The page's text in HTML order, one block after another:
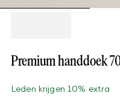
Premium handdoek
Leden krijgen 10% extra